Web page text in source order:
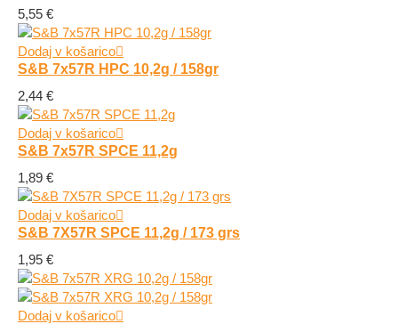
5,55 €
Dodaj v košarico
S&B 7x57R HPC 10,2g / 158gr
2,44 €
Dodaj v košarico
S&B 7x57R SPCE 11,2g
1,89 €
Dodaj v košarico
S&B 7X57R SPCE 11,2g / 173 grs
1,95 €
Dodaj v košarico